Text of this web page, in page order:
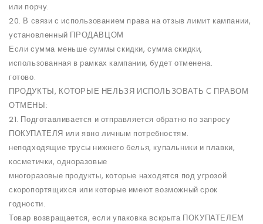
или порчу.
20. В связи с использованием права на отзыв лимит кампании,
установленный ПРОДАВЦОМ
Если сумма меньше суммы скидки, сумма скидки,
использованная в рамках кампании, будет отменена.
готово.
ПРОДУКТЫ, КОТОРЫЕ НЕЛЬЗЯ ИСПОЛЬЗОВАТЬ С ПРАВОМ
ОТМЕНЫ:
21. Подготавливается и отправляется обратно по запросу
ПОКУПАТЕЛЯ или явно личным потребностям.
неподходящие трусы нижнего белья, купальники и плавки,
косметички, одноразовые
многоразовые продукты, которые находятся под угрозой
скоропортящихся или которые имеют возможный срок
годности.
Товар возвращается, если упаковка вскрыта ПОКУПАТЕЛЕМ